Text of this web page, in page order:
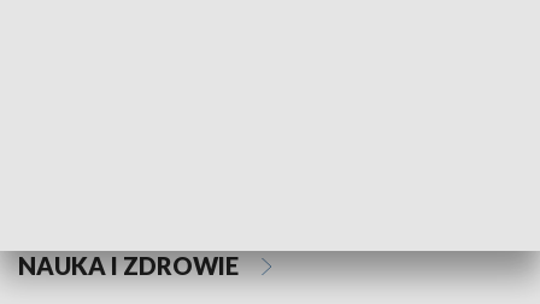
NAUKA I ZDROWIE